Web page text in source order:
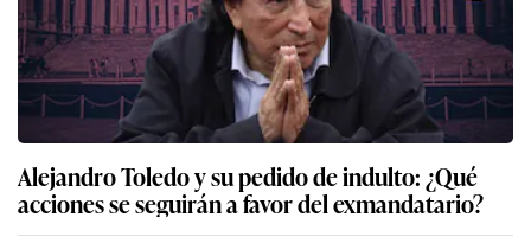
Alejandro Toledo y su pedido de indulto: ¿Qué
acciones se seguirán a favor del exmandatario?